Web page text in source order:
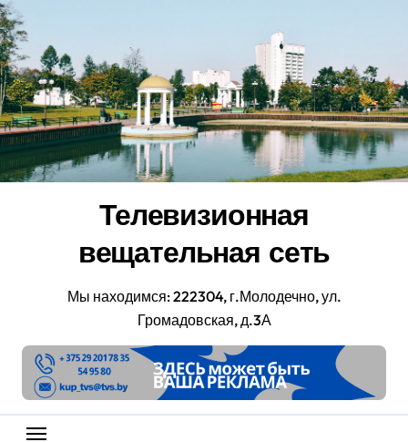
Перейти
к
содержанию
Телевизионная
вещательная сеть
Мы находимся: 222304, г.Молодечно, ул.
Громадовская, д.3А